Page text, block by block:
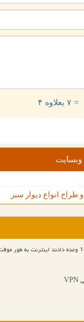
= ۷ بعلاوه ۴
وبسایت
انواع دیوار سبز